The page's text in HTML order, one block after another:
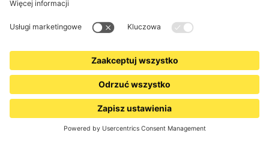
Zapisując się do newslettera, akceptujesz naszą Polityka prywatności
chwili możesz bezpłatnie zrezygnować z subskrypcji, korzystając z linku
Produkty na miarę
Każdy szczegół wykonany jest na miarę dla Ciebie